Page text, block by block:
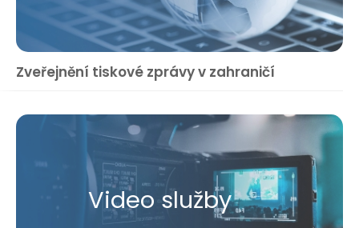
Zveřejnění tiskové zprávy v zahraničí
Video služby